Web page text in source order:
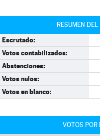
RESUMEN
Escrutado:
Votos contabilizados:
Abstenciones:
Votos nulos:
Votos en blanco:
VOTOS POR